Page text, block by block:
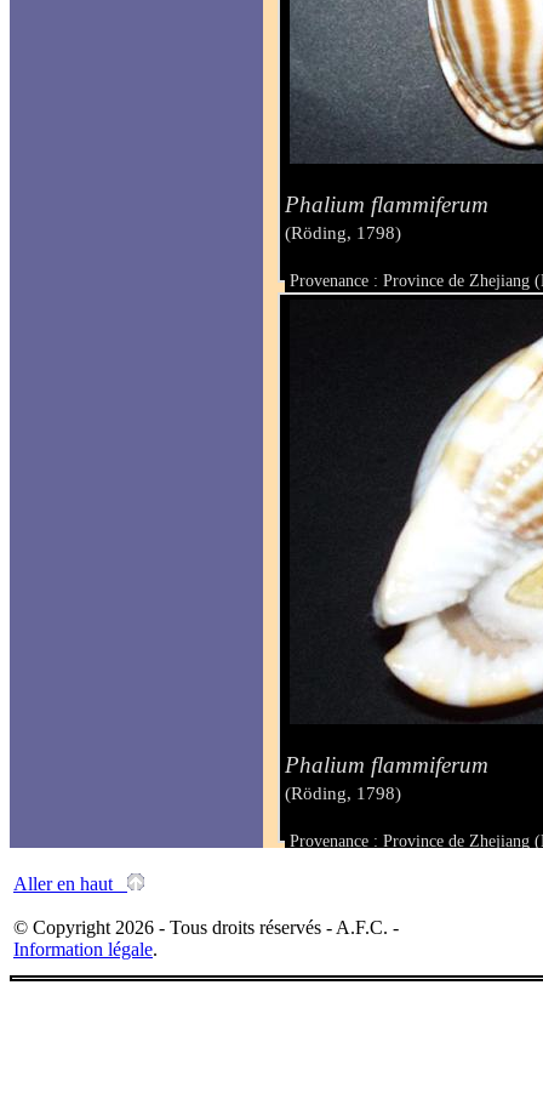
Phalium flammiferum
(Röding, 1798)
Provenance : Province de Zhejiang
Taille : 68 mm
Phalium flammiferum
(Röding, 1798)
Provenance : Province de Zhejiang
Aller en haut
© Copyright 2026 - Tous droits réservés - A.F.C. -
Information légale.